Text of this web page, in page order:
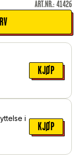
ART.NR.: 41426
KJØP
i
KJØP